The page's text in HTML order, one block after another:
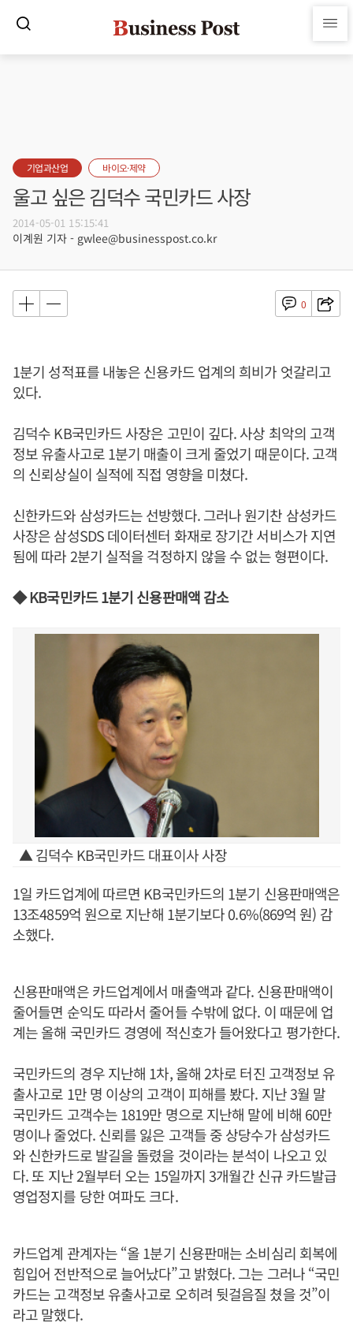
기업과산업 바이오·제약
울고 싶은 김덕수 국민카드 사장
2014-05-01 15:15:41
이계원 기자 - gwlee@businesspost.co.kr
0
1분기 성적표를 내놓은 신용카드 업계의 희비가 엇갈리고
있다.
김덕수 KB국민카드 사장은 고민이 깊다. 사상 최악의 고객
정보 유출사고로 1분기 매출이 크게 줄었기 때문이다. 고객
의 신뢰상실이 실적에 직접 영향을 미쳤다.
신한카드와 삼성카드는 선방했다. 그러나 원기찬 삼성카드
사장은 삼성SDS 데이터센터 화재로 장기간 서비스가 지연
됨에 따라 2분기 실적을 걱정하지 않을 수 없는 형편이다.
◆ KB국민카드 1분기 신용판매액 감소
▲ 김덕수 KB국민카드 대표이사 사장
1일 카드업계에 따르면 KB국민카드의 1분기 신용판매액은
13조4859억 원으로 지난해 1분기보다 0.6%(869억 원) 감
소했다.
신용판매액은 카드업계에서 매출액과 같다. 신용판매액이
줄어들면 순익도 따라서 줄어들 수밖에 없다. 이 때문에 업
계는 올해 국민카드 경영에 적신호가 들어왔다고 평가한다.
국민카드의 경우 지난해 1차, 올해 2차로 터진 고객정보 유
출사고로 1만 명 이상의 고객이 피해를 봤다. 지난 3월 말
국민카드 고객수는 1819만 명으로 지난해 말에 비해 60만
명이나 줄었다. 신뢰를 잃은 고객들 중 상당수가 삼성카드
와 신한카드로 발길을 돌렸을 것이라는 분석이 나오고 있
다. 또 지난 2월부터 오는 15일까지 3개월간 신규 카드발급
영업정지를 당한 여파도 크다.
카드업계 관계자는 “올 1분기 신용판매는 소비심리 회복에
힘입어 전반적으로 늘어났다”고 밝혔다. 그는 그러나 “국민
카드는 고객정보 유출사고로 오히려 뒷걸음질 쳤을 것”이
라고 말했다.